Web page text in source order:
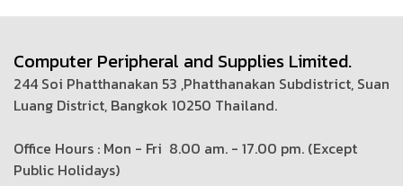
Computer Peripheral and Supplies Limited.
244 Soi Phatthanakan 53 ,Phatthanakan Subdistrict, Suan
Luang District, Bangkok 10250 Thailand.
Office Hours : Mon - Fri 8.00 am. - 17.00 pm. (Except
Public Holidays)